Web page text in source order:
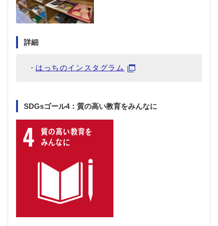
詳細
はっちのインスタグラム
SDGsゴール4：質の高い教育をみんなに